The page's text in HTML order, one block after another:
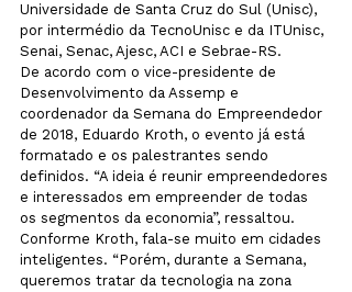
Universidade de Santa Cruz do Sul (Unisc),
por intermédio da TecnoUnisc e da ITUnisc,
Senai, Senac, Ajesc, ACI e Sebrae-RS.
De acordo com o vice-presidente de
Desenvolvimento da Assemp e
coordenador da Semana do Empreendedor
de 2018, Eduardo Kroth, o evento já está
formatado e os palestrantes sendo
definidos. “A ideia é reunir empreendedores
e interessados em empreender de todas
os segmentos da economia”, ressaltou.
Conforme Kroth, fala-se muito em cidades
inteligentes. “Porém, durante a Semana,
queremos tratar da tecnologia na zona